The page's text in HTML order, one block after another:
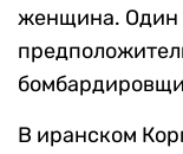
женщина. Один
В иранском